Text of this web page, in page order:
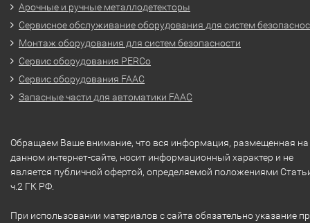
Арочные и ручные металлодетекторы
Сервисное обслуживание оборудования для систем
Монтаж оборудования для систем безопасности
Сервис оборудования PERCo
Сервис оборудования FAAC
Запасные части для автоматики FAAC
Обращаем Ваше внимание, что вся информация, размещенная на
данном интернет-сайте, носит информационный характер и не
является публичной офертой, определяемой положениями
ч.2 ГК РФ.
При использовании материалов с сайта обязательно указание